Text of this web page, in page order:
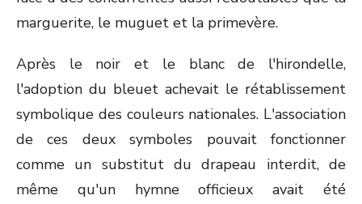
marguerite, le muguet et la primevère.
Après le noir et le blanc de l'hirondelle,
l'adoption du bleuet achevait le rétablissement
symbolique des couleurs nationales. L'association
de ces deux symboles pouvait fonctionner
comme un substitut du drapeau interdit, de
même qu'un hymne officieux avait été